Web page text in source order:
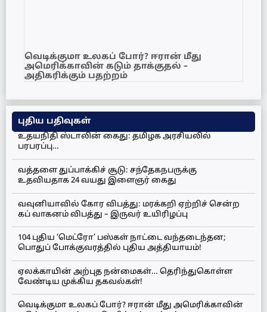
வெடிக்குமா உலகப் போர்? ஈரான் மீது
அமெரிக்காவின் கடும் தாக்குதல் –
அதிகரிக்கும் பதற்றம்
புதிய பதிவுகள்
உதயநிதி ஸ்டாலின் கைது: தமிழக அரசியலில்
பரபரப்பு…
வத்தளை துப்பாக்கிச் சூடு: சந்தேகநபருக்கு
உதவியதாக 24 வயது இளைஞர் கைது
வவுனியாவில் கோர விபத்து: மரக்கறி ஏற்றிச் சென்ற
கப் வாகனம் விபத்து – இருவர் உயிரிழப்பு
104 புதிய ‘மெட்ரோ’ பஸ்கள் நாட்டை வந்தடைந்தன;
பொதுப் போக்குவரத்தில் புதிய அத்தியாயம்!
ஏலக்காயின் அற்புத நன்மைகள்… தெரிந்துகொள்ள
வேண்டிய முக்கிய தகவல்கள்!
வெடிக்குமா உலகப் போர்? ஈரான் மீது அமெரிக்காவின்